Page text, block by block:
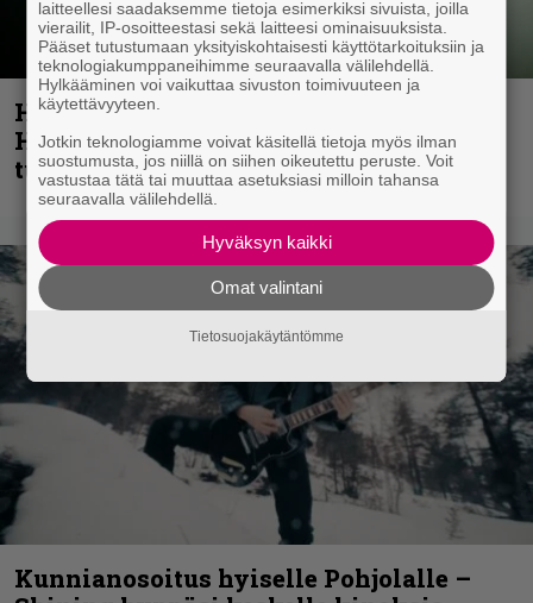
Helloween- ja Gamma Ray -mies Kai
Hansen julkaisi uuden maistiaisen
tulevalta soololevyltä
Kunnianosoitus hyiselle Pohjolalle –
laitteellesi saadaksemme tietoja esimerkiksi sivuista, joilla
vierailit, IP-osoitteestasi sekä laitteesi ominaisuuksista.
Pääset tutustumaan yksityiskohtaisesti käyttötarkoituksiin ja
teknologiakumppaneihimme seuraavalla välilehdellä.
Hylkääminen voi vaikuttaa sivuston toimivuuteen ja
käytettävyyteen.
Jotkin teknologiamme voivat käsitellä tietoja myös ilman
suostumusta, jos niillä on siihen oikeutettu peruste. Voit
vastustaa tätä tai muuttaa asetuksiasi milloin tahansa
seuraavalla välilehdellä.
Hyväksyn kaikki
Omat valintani
Tietosuojakäytäntömme